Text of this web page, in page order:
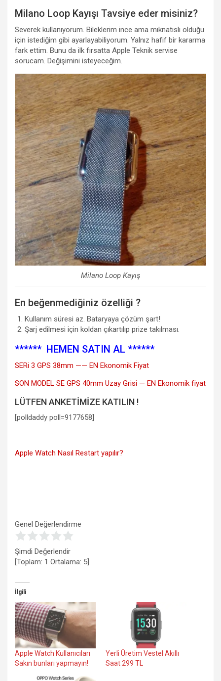
Milano Loop Kayışı Tavsiye eder misiniz?
Severek kullanıyorum. Bileklerim ince ama mıknatıslı olduğu
için istediğim gibi ayarlayabiliyorum. Yalnız hafif bir kararma
fark ettim. Bunu da ilk fırsatta Apple Teknik servise
sorucam. Değişimini isteyeceğim.
Milano Loop Kayış
En beğenmediğiniz özelliği ?
Kullanım süresi az. Bataryaya çözüm şart!
Şarj edilmesi için koldan çıkartılıp prize takılması.
****** HEMEN SATIN AL ******
SERi 3 GPS 38mm —— EN Ekonomik Fiyat
SON MODEL SE GPS 40mm Uzay Grisi — EN Ekonomik fiyat
LÜTFEN ANKETİMİZE KATILIN !
[polldaddy poll=9177658]
Apple Watch Nasıl Restart yapılır?
Genel Değerlendirme
Şimdi Değerlendir
[Toplam: 1 Ortalama: 5
İlgili
Apple Watch Kullanıcıları
Sakın bunları yapmayın!
Yerli Üretim Vestel Akıllı
Saat 299 TL